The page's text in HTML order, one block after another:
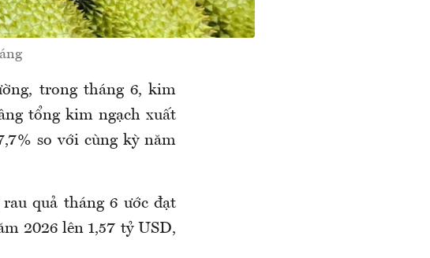
trong tháng 6, kim
tổng kim ngạch xuất
so với cùng kỳ năm
quả tháng 6 ước đạt
2026 lên 1,57 tỷ USD,